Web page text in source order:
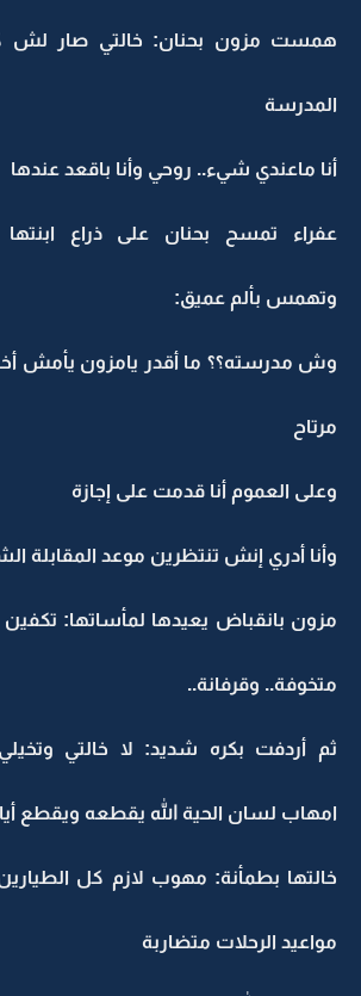
همست مزون بحنان: خالتي صار لش
المدرسة
أنا ماعندي شيء.. روحي وأنا باقعد عندها
عفراء تمسح بحنان على ذراع
وتهمس بألم عميق:
وش مدرسته؟؟ ما أقدر يامزون يأمش
مرتاح
وعلى العموم أنا قدمت على إجازة
وأنا أدري إنش تنتظرين موعد المقابلة
مزون بانقباض يعيدها لمأساتها: تكفين
متخوفة.. وقرفانة..
ثم أردفت بكره شديد: لا خالتي
امهاب لسان الحية الله يقطعه ويقطع
خالتها بطمأنة: مهوب لازم كل
مواعيد الرحلات متضاربة